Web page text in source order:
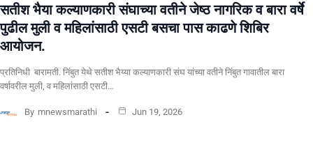
सतीश भैया कल्याणकारी संघाच्या वतीने जेष्ठ नागरिक व बारा वर्षे
पुढील मुली व महिलांसाठी एसटी बसचा पास काढणे शिबिर
आयोजन.
प्रतिनिधी बारामती. निंबुत येथे सतीश भैय्या कल्याणकारी संघ यांच्या वतीने निंबुत गावातील बारा
वर्षावरील मुली, व महिलांसाठी एसटी…
By mnewsmarathi Jun 19, 2026